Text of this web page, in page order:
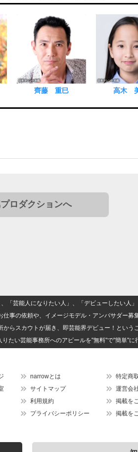
齊藤 重巳 高木
ロダクションへ
「芸能人になりたい人」、「デビューしたい人
事の依頼や、イメージモデル・アンバサダー募
らスカウトが届き、即芸能界デビュー！という
たい芸能事務所へのアピールを"無料"で"簡単"に
narrowとは
サイトマップ
利用規約
プライバシーポリシー
特定商
運営会
掲載を
掲載を